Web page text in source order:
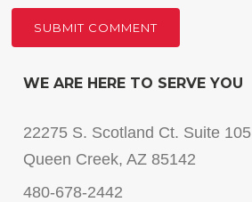
WE ARE HERE TO SERVE YOU
22275 S. Scotland Ct. Suite 105
Queen Creek, AZ 85142
480-678-2442